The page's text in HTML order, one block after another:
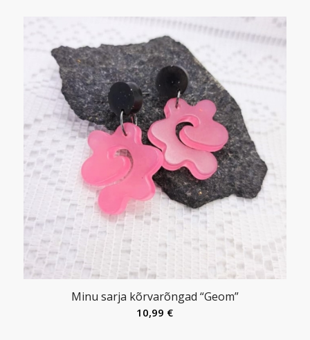
Minu sarja kõrvarõngad “Geom”
10,99 €